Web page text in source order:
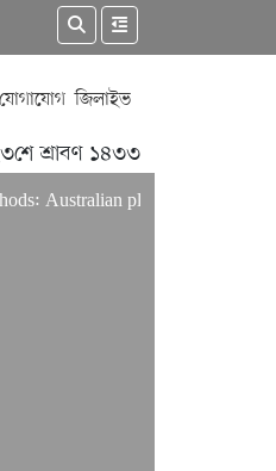
যোগাযোগ জিলাইভ
শ্রাবণ ১৪৩৩
players’ guide